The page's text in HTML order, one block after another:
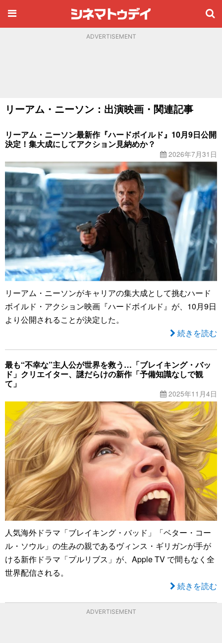
ADVERTISEMENT
リーアム・ニーソン：出演映画・関連記事
リーアム・ニーソン最新作『ハードボイルド』10月9日公開
決定！集大成にしてアクション見納めか？
2026年7月31日
リーアム・ニーソンがキャリアの集大成として挑むハード
ボイルド・アクション映画『ハードボイルド』が、10月9日
より公開されることが決定した。
続きを読む
最も“不幸な”主人公が世界を救う…「ブレイキング・バッ
ド」クリエイター、謎だらけの新作「予備知識なしで観
て」
2025年11月4日
人気海外ドラマ「ブレイキング・バッド」「ベター・コー
ル・ソウル」の生みの親であるヴィンス・ギリガンが手が
ける新作ドラマ「プルリブス」が、Apple TV で間もなく全
世界配信される。
続きを読む
ADVERTISEMENT